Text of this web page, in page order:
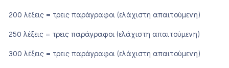
200 λέξεις = τρεις παράγραφοι (ελάχιστη απαιτούμενη)
250 λέξεις = τρεις παράγραφοι (ελάχιστη απαιτούμενη)
300 λέξεις = τρεις παράγραφοι (ελάχιστη απαιτούμενη)